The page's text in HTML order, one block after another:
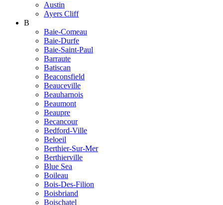
Austin
Ayers Cliff
B
Baie-Comeau
Baie-Durfe
Baie-Saint-Paul
Barraute
Batiscan
Beaconsfield
Beauceville
Beauharnois
Beaumont
Beaupre
Becancour
Bedford-Ville
Beloeil
Berthier-Sur-Mer
Berthierville
Blue Sea
Boileau
Bois-Des-Filion
Boisbriand
Boischatel